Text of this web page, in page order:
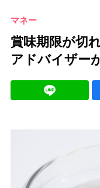
マネー
賞味期限が切
アドバイザー